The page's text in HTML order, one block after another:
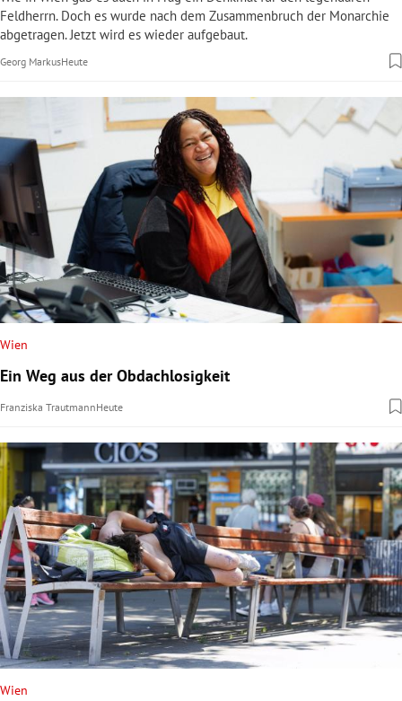
Feldherrn. Doch es wurde nach dem Zusammenbruch der Monarchie
abgetragen. Jetzt wird es wieder aufgebaut.
Georg MarkusHeute
Wien
Ein Weg aus der Obdachlosigkeit
Franziska TrautmannHeute
Wien